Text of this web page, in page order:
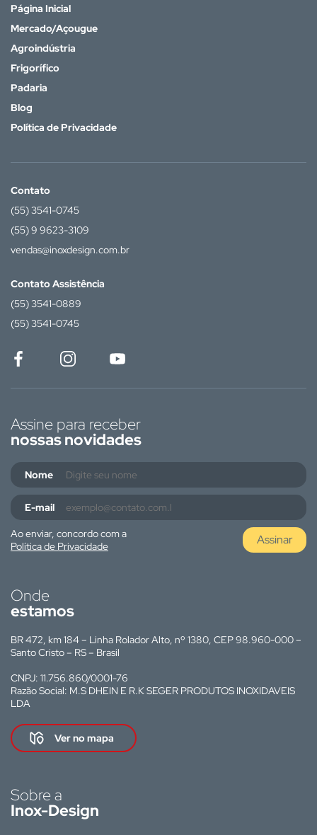
Página Inicial
Mercado/Açougue
Agroindústria
Frigorífico
Padaria
Blog
Política de Privacidade
Contato
(55) 3541-0745
(55) 9 9623-3109
vendas@inoxdesign.com.br
Contato Assistência
(55) 3541-0889
(55) 3541-0745
Assine para receber
nossas novidades
Nome
E-mail
Ao enviar, concordo com a
Política de Privacidade
Assinar
Onde
estamos
BR 472, km 184 – Linha Rolador Alto, nº 1380, CEP 98.960-000 –
Santo Cristo – RS – Brasil
CNPJ: 11.756.860/0001-76
Razão Social: M.S DHEIN E R.K SEGER PRODUTOS INOXIDAVEIS
LDA
Ver no mapa
Sobre a
Inox-Design